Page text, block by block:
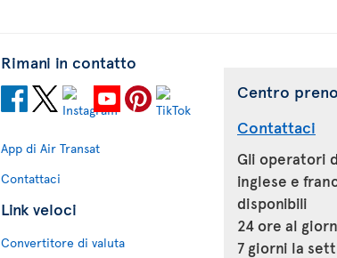
Rimani in contatto
App di Air Transat
Contattaci
Link veloci
Convertitore di valuta
Centro
Contattaci
Gli operatori
inglese e
disponibili
24 ore al
7 giorni la